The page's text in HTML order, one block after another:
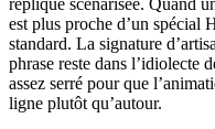
est plus proche d’un spécial
standard. La signature
phrase reste dans l’idiolecte
assez serré pour que
ligne plutôt qu’autour.